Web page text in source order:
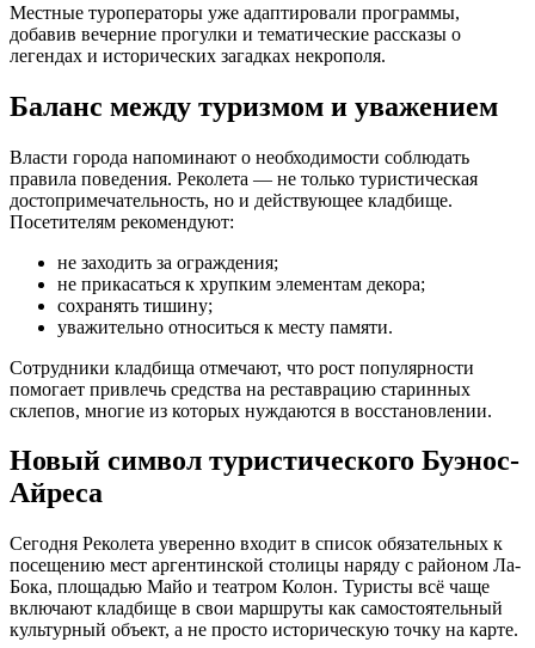
Местные туроператоры уже адаптировали программы,
добавив вечерние прогулки и тематические рассказы о
легендах и исторических загадках некрополя.
Баланс между туризмом и уважением
Власти города напоминают о необходимости соблюдать
правила поведения. Реколета — не только туристическая
достопримечательность, но и действующее кладбище.
Посетителям рекомендуют:
не заходить за ограждения;
не прикасаться к хрупким элементам декора;
сохранять тишину;
уважительно относиться к месту памяти.
Сотрудники кладбища отмечают, что рост популярности
помогает привлечь средства на реставрацию старинных
склепов, многие из которых нуждаются в восстановлении.
Новый символ туристического Буэнос-
Айреса
Сегодня Реколета уверенно входит в список обязательных к
посещению мест аргентинской столицы наряду с районом Ла-
Бока, площадью Майо и театром Колон. Туристы всё чаще
включают кладбище в свои маршруты как самостоятельный
культурный объект, а не просто историческую точку на карте.